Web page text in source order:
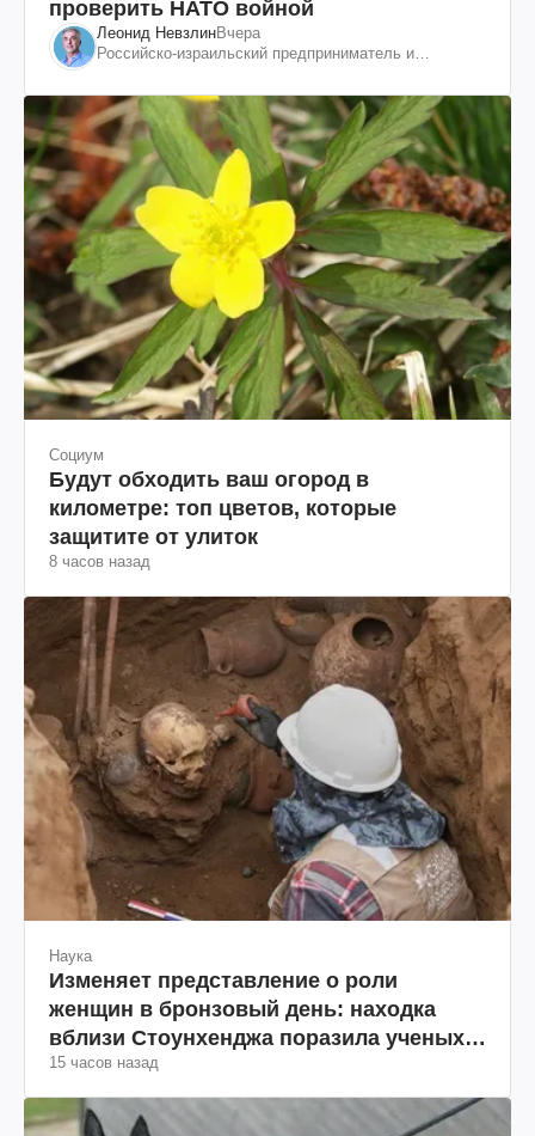
проверить НАТО войной
Леонид НевзлинВчера
Российско-израильский предприниматель и
"ЮКОСа"
Социум
Будут обходить ваш огород в
километре: топ цветов, которые
защитите от улиток
8 часов назад
Наука
Изменяет представление о роли
женщин в бронзовый день: находка
вблизи Стоунхенджа поразила ученых
(фото)
15 часов назад